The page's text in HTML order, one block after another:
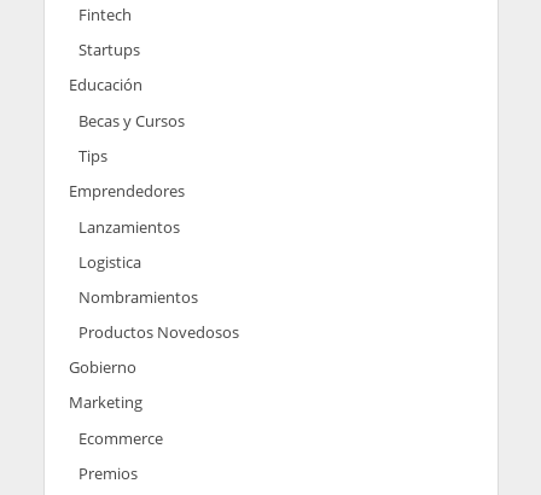
Fintech
Startups
Educación
Becas y Cursos
Tips
Emprendedores
Lanzamientos
Logistica
Nombramientos
Productos Novedosos
Gobierno
Marketing
Ecommerce
Premios